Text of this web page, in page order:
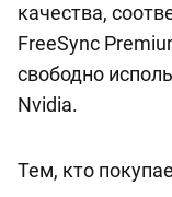
качества,
FreeSync
свободно
Nvidia.
Тем, кто